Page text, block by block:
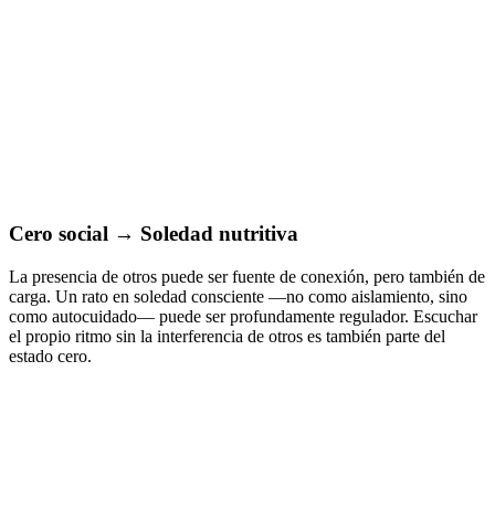
Cero social → Soledad nutritiva
La presencia de otros puede ser fuente de conexión, pero también de
carga. Un rato en soledad consciente —no como aislamiento, sino
como autocuidado— puede ser profundamente regulador. Escuchar
el propio ritmo sin la interferencia de otros es también parte del
estado cero.